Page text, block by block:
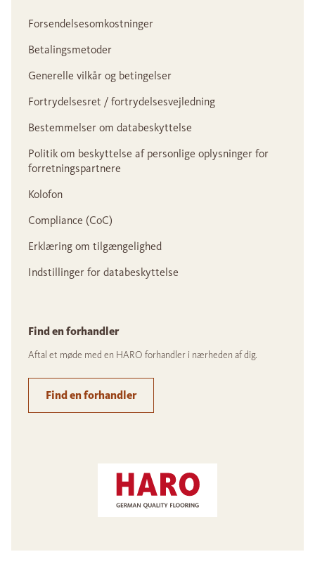
Forsendelsesomkostninger
Betalingsmetoder
Generelle vilkår og betingelser
Fortrydelsesret / fortrydelsesvejledning
Bestemmelser om databeskyttelse
Politik om beskyttelse af personlige oplysninger for
forretningspartnere
Kolofon
Compliance (CoC)
Erklæring om tilgængelighed
Indstillinger for databeskyttelse
Find en forhandler
Aftal et møde med en HARO forhandler i nærheden af dig.
Find en forhandler